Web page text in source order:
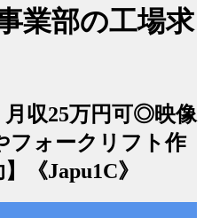
業部の工場求
月収25万円可◎映像
フォークリフト作
《Japu1C》